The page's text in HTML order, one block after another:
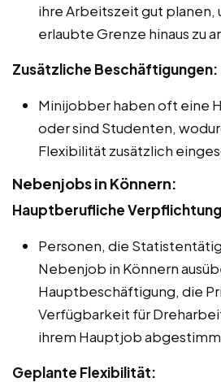
ihre Arbeitszeit gut planen,
erlaubte Grenze hinaus zu
Zusätzliche Beschäftigungen:
Minijobber haben oft eine
oder sind Studenten,
Flexibilität zusätzlich
Nebenjobs in Könnern:
Hauptberufliche
Personen, die
Nebenjob in Könnern
Hauptbeschäftigung, die
Verfügbarkeit für
ihrem Hauptjob
Geplante Flexibilität: